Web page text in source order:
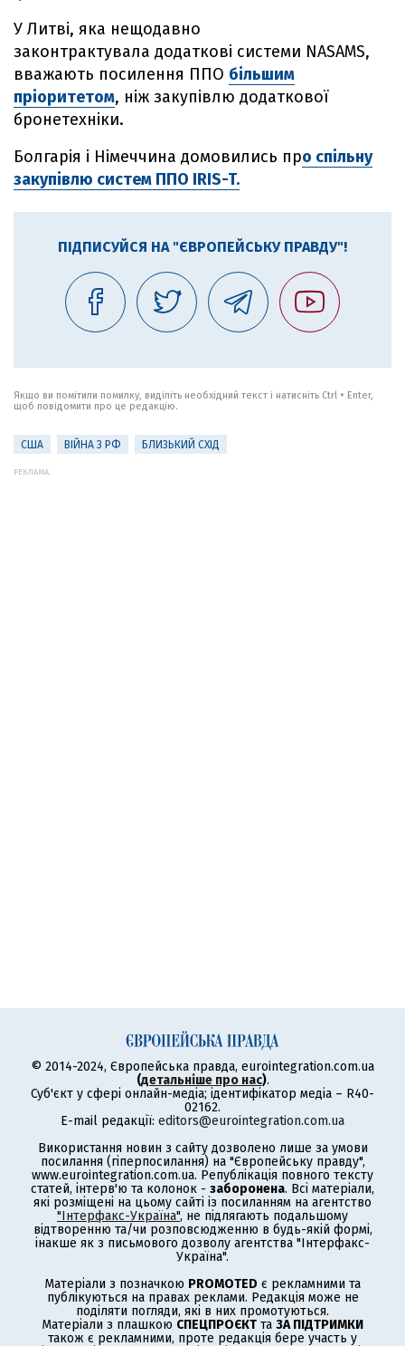
У Литві, яка нещодавно
законтрактувала додаткові системи NASAMS,
вважають посилення ППО більшим
пріоритетом, ніж закупівлю додаткової
бронетехніки.
Болгарія і Німеччина домовились про спільну
закупівлю систем ППО IRIS-T.
ПІДПИСУЙСЯ НА "ЄВРОПЕЙСЬКУ ПРАВДУ"!
Якщо ви помітили помилку, виділіть необхідний текст і натисніть Ctrl + Enter,
щоб повідомити про це редакцію.
США ВІЙНА З РФ БЛИЗЬКИЙ СХІД
РЕКЛАМА:
© 2014-2024, Європейська правда, eurointegration.com.ua
(детальніше про нас).
Суб'єкт у сфері онлайн-медіа; ідентифікатор медіа – R40-
02162.
E-mail редакції: editors@eurointegration.com.ua
Використання новин з сайту дозволено лише за умови
посилання (гіперпосилання) на "Європейську правду",
www.eurointegration.com.ua. Републікація повного тексту
статей, інтерв'ю та колонок - заборонена. Всі матеріали,
які розміщені на цьому сайті із посиланням на агентство
"Інтерфакс-Україна", не підлягають подальшому
відтворенню та/чи розповсюдженню в будь-якій формі,
інакше як з письмового дозволу агентства "Інтерфакс-
Україна".
Матеріали з позначкою PROMOTED є рекламними та
публікуються на правах реклами. Редакція може не
поділяти погляди, які в них промотуються.
Матеріали з плашкою СПЕЦПРОЄКТ та ЗА ПІДТРИМКИ
також є рекламними, проте редакція бере участь у